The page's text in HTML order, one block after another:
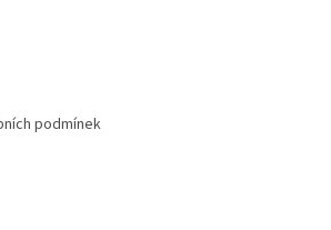
podmínek